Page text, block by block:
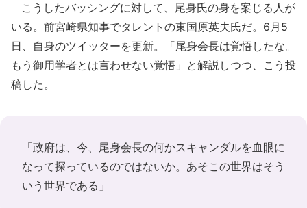
こうしたバッシングに対して、尾身氏の身を案じる人が
いる。前宮崎県知事でタレントの東国原英夫氏だ。6月5
日、自身のツイッターを更新。「尾身会長は覚悟したな。
もう御用学者とは言わせない覚悟」と解説しつつ、こう投
稿した。
「政府は、今、尾身会長の何かスキャンダルを血眼に
なって探っているのではないか。あそこの世界はそう
いう世界である」